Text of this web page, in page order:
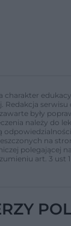
charakter
Redakcja serwisu
były
należy do
na
polegającej
art. 3 ust